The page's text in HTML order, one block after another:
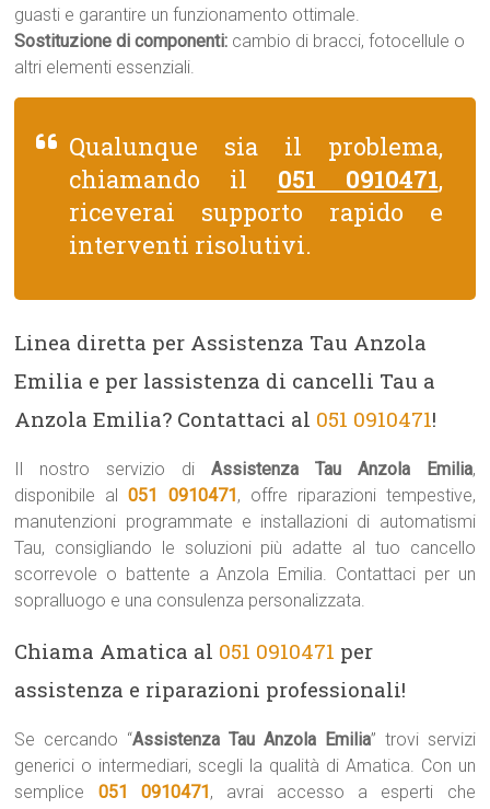
guasti e garantire un funzionamento ottimale.
Sostituzione di componenti: cambio di bracci, fotocellule o
altri elementi essenziali.
Qualunque sia il problema,
chiamando il 051 0910471,
riceverai supporto rapido e
interventi risolutivi.
Linea diretta per Assistenza Tau Anzola
Emilia e per lassistenza di cancelli Tau a
Anzola Emilia? Contattaci al 051 0910471!
Il nostro servizio di Assistenza Tau Anzola Emilia,
disponibile al051 0910471, offre riparazioni tempestive,
manutenzioni programmate e installazioni di automatismi
Tau, consigliando le soluzioni più adatte al tuo cancello
scorrevole o battente a Anzola Emilia. Contattaci per un
sopralluogo e una consulenza personalizzata.
Chiama Amatica al 051 0910471 per
assistenza e riparazioni professionali!
Se cercando “Assistenza Tau Anzola Emilia” trovi servizi
generici o intermediari, scegli la qualità di Amatica. Con un
semplice 051 0910471, avrai accesso a esperti che